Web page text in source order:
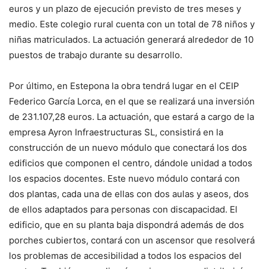
euros y un plazo de ejecución previsto de tres meses y
medio. Este colegio rural cuenta con un total de 78 niños y
niñas matriculados. La actuación generará alrededor de 10
puestos de trabajo durante su desarrollo.
Por último, en Estepona la obra tendrá lugar en el CEIP
Federico García Lorca, en el que se realizará una inversión
de 231.107,28 euros. La actuación, que estará a cargo de la
empresa Ayron Infraestructuras SL, consistirá en la
construcción de un nuevo módulo que conectará los dos
edificios que componen el centro, dándole unidad a todos
los espacios docentes. Este nuevo módulo contará con
dos plantas, cada una de ellas con dos aulas y aseos, dos
de ellos adaptados para personas con discapacidad. El
edificio, que en su planta baja dispondrá además de dos
porches cubiertos, contará con un ascensor que resolverá
los problemas de accesibilidad a todos los espacios del